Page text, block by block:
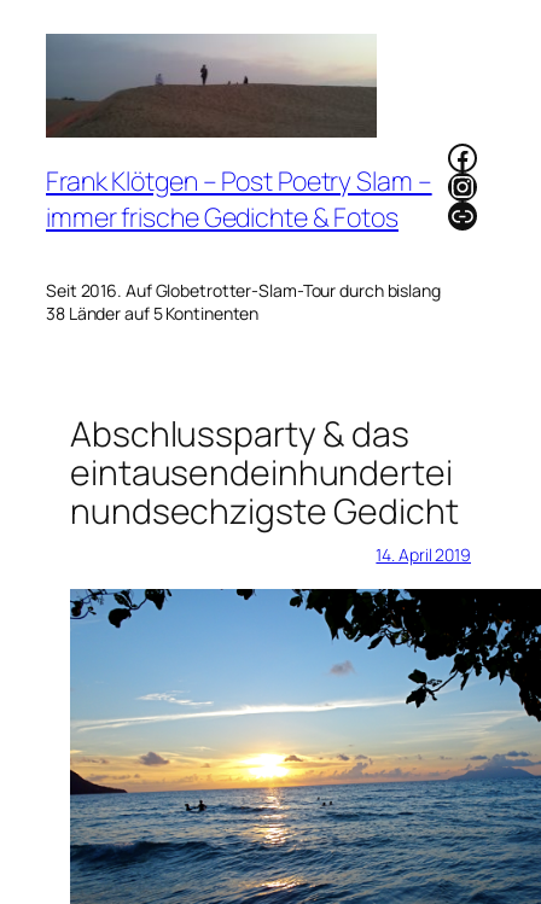
Frank Klötgen – Post Poetry Slam –
immer frische Gedichte & Fotos
Seit 2016. Auf Globetrotter-Slam-Tour durch bislang
38 Länder auf 5 Kontinenten
Link
Abschlussparty & das
eintausendeinhundertei
nundsechzigste Gedicht
14. April 2019